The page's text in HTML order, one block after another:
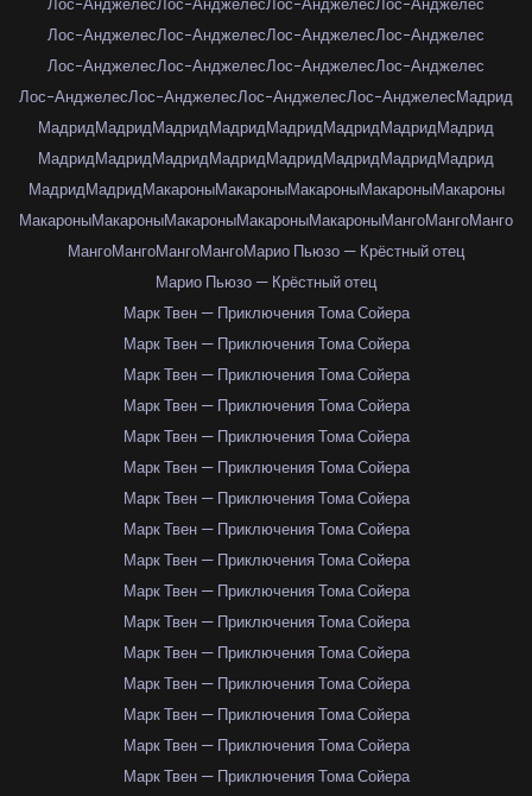
Лос-АнджелесЛос-АнджелесЛос-АнджелесЛос-Анджелес
Лос-АнджелесЛос-АнджелесЛос-АнджелесЛос-Анджелес
Лос-АнджелесЛос-АнджелесЛос-АнджелесЛос-Анджелес
Лос-АнджелесЛос-АнджелесЛос-АнджелесЛос-АнджелесМадрид
МадридМадридМадридМадридМадридМадридМадридМадрид
МадридМадридМадридМадридМадридМадридМадридМадрид
МадридМадридМакароныМакароныМакароныМакароныМакароны
МакароныМакароныМакароныМакароныМакароныМангоМангоМанго
МангоМангоМангоМангоМарио Пьюзо — Крёстный отец
Марио Пьюзо — Крёстный отец
Марк Твен — Приключения Тома Сойера
Марк Твен — Приключения Тома Сойера
Марк Твен — Приключения Тома Сойера
Марк Твен — Приключения Тома Сойера
Марк Твен — Приключения Тома Сойера
Марк Твен — Приключения Тома Сойера
Марк Твен — Приключения Тома Сойера
Марк Твен — Приключения Тома Сойера
Марк Твен — Приключения Тома Сойера
Марк Твен — Приключения Тома Сойера
Марк Твен — Приключения Тома Сойера
Марк Твен — Приключения Тома Сойера
Марк Твен — Приключения Тома Сойера
Марк Твен — Приключения Тома Сойера
Марк Твен — Приключения Тома Сойера
Марк Твен — Приключения Тома Сойера